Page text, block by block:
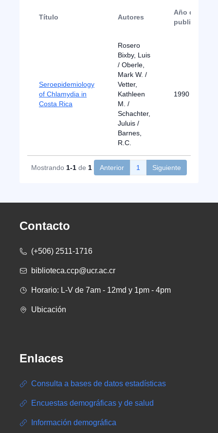
Título Autores
Año de
publicación
Seroepidemiology
of Chlamydia in
Costa Rica
Rosero
Bixby, Luis
/ Oberle,
Mark W. /
Vetter,
Kathleen
M. /
Schachter,
Juluis /
Barnes,
R.C.
1990
Mostrando 1-1 de 1 Anterior 1 Siguiente
Contacto
(+506) 2511-1716
biblioteca.ccp@ucr.ac.cr
Horario: L-V de 7am - 12md y 1pm - 4pm
Ubicación
Enlaces
Consulta a bases de datos estadísticas
Encuestas demográficas y de salud
Información demográfica